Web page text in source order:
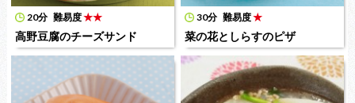
20分 難易度★★
高野豆腐のチーズサンド
30分 難易度★
菜の花としらすのピザ